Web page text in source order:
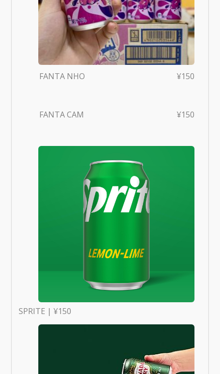
FANTA NHO ¥150
FANTA CAM ¥150
SPRITE | ¥150